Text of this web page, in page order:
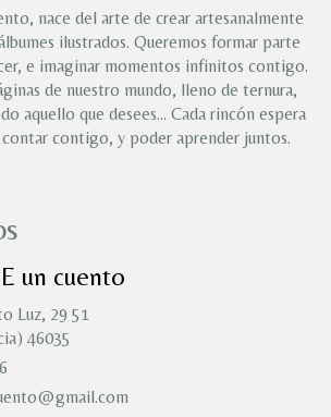
nace del arte de crear artesanalmente
ilustrados. Queremos formar parte
e imaginar momentos infinitos contigo.
de nuestro mundo, lleno de ternura,
aquello que desees… Cada rincón espera
contigo, y poder aprender juntos.
un cuento
Luz, 29 51
46035